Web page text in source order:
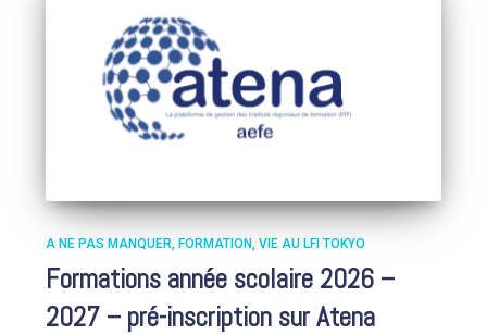
A NE PAS MANQUER FORMATION VIE AU LFI TOKYO
Formations année scolaire 2026 –
2027 – pré-inscription sur Atena